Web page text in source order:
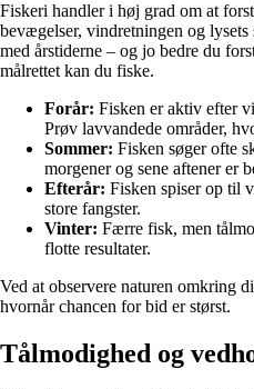
Fiskeri handler i høj grad om at
bevægelser, vindretningen og
med årstiderne – og jo bedre du
målrettet kan du fiske.
Forår: Fisken er aktiv efter
Prøv lavvandede områder,
Sommer: Fisken søger ofte
morgener og sene aftener er
Efterår: Fisken spiser op til
store fangster.
Vinter: Færre fisk, men
flotte resultater.
Ved at observere naturen omkring
hvornår chancen for bid er størst.
Tålmodighed og